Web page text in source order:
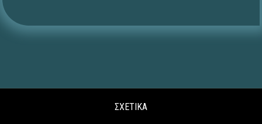
ΣΧΕΤΙΚΑ